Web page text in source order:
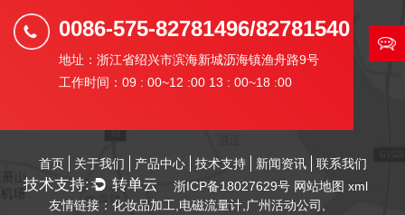
0086-575-82781496/82781540
地址：浙江省绍兴市滨海新城沥海镇渔舟路9号
工作时间：09 : 00~12 :00 13 : 00~18 :00
首页 关于我们 产品中心 技术支持 新闻资讯 联系我们
技术支持: 转单云 浙ICP备18027629号 网站地图 xml
友情链接： 化妆品加工,电磁流量计,广州活动公司 ,